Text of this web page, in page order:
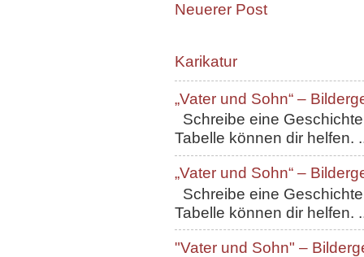
Neuerer Post
Karikatur
„Vater und Sohn“ –
Schreibe eine
Tabelle können dir helfen.
„Vater und Sohn“ –
Schreibe eine
Tabelle können dir helfen.
"Vater und Sohn" –